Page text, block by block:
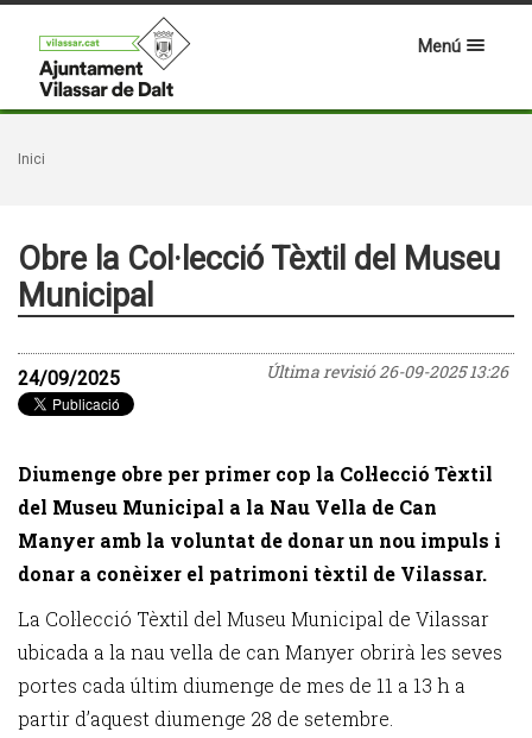
Menú
Inici
Obre la Col·lecció Tèxtil del Museu
Municipal
Última revisió26-09-2025 13:26
24/09/2025
Diumenge obre per primer cop la Col·lecció Tèxtil
del Museu Municipal a la Nau Vella de Can
Manyer amb la voluntat de donar un nou impuls i
donar a conèixer el patrimoni tèxtil de Vilassar.
La Col·lecció Tèxtil del Museu Municipal de Vilassar
ubicada a la nau vella de can Manyer obrirà les seves
portes cada últim diumenge de mes de 11 a 13 h a
partir d’aquest diumenge 28 de setembre.